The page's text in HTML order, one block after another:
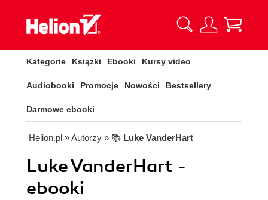
Kategorie Książki Ebooki Kursy video
Audiobooki Promocje Nowości Bestsellery
Darmowe ebooki
Helion.pl » Autorzy » 📚 Luke VanderHart
Luke VanderHart -
ebooki